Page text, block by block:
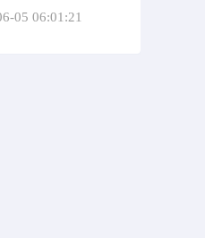
05 06:01:21